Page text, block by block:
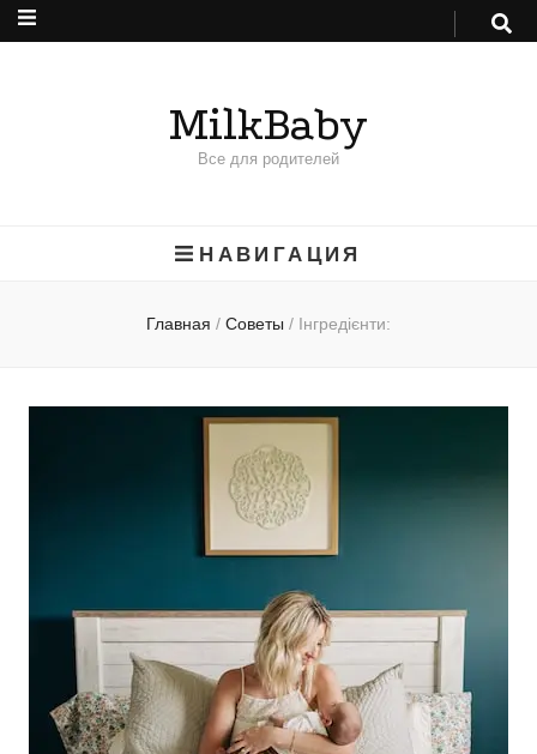
MilkBaby
Все для родителей
НАВИГАЦИЯ
Главная / Советы / Інгредієнти: